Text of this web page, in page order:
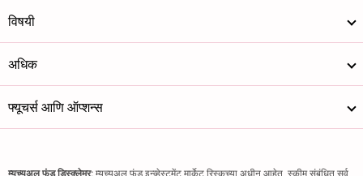
विषयी
अधिक
फ्यूचर्स आणि ऑप्शन्स
म्युच्युअल फंड डिस्क्लेमर: म्युच्युअल फंड इन्व्हेस्टमेंट मार्केट रिस्कच्या अधीन आहेत, स्कीम संबंधित सर्व